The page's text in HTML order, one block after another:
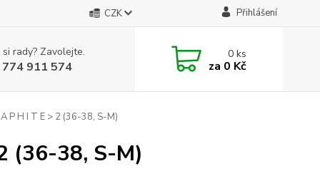
CZK Přihlášení
rady? Zavolejte.
911 574
0ks
za 0 Kč
P H I T E > 2 (36-38, S-M)
(36-38, S-M)